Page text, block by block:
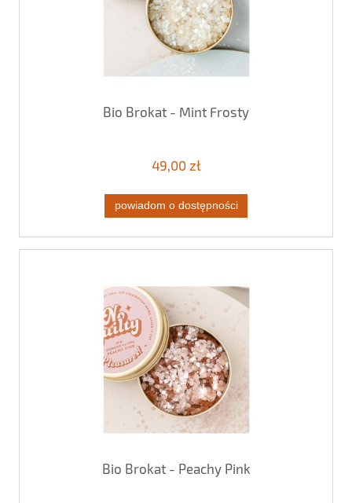
Bio Brokat - Mint Frosty
49,00 zł
powiadom o dostępności
Bio Brokat - Peachy Pink